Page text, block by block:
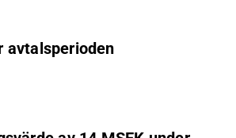
avtalsperioden